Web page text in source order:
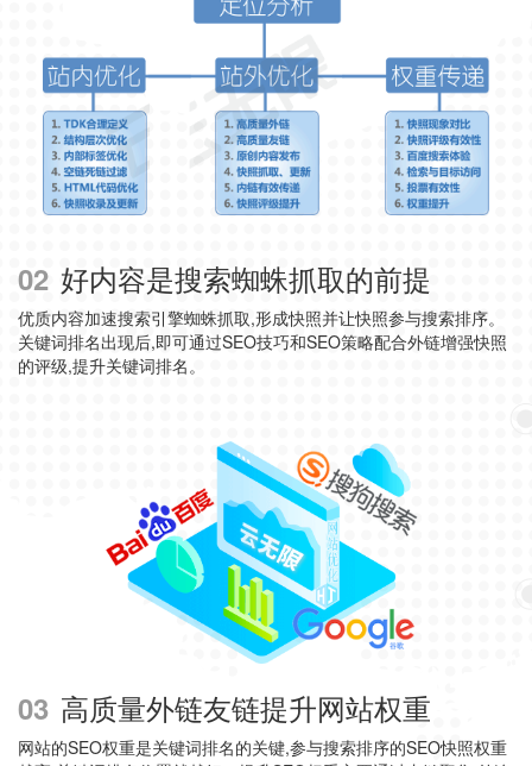
02 好内容是搜索蜘蛛抓取的前提
优质内容加速搜索引擎蜘蛛抓取,形成快照并让快照参与搜索排序。
关键词排名出现后,即可通过SEO技巧和SEO策略配合外链增强快照
的评级,提升关键词排名。
03 高质量外链友链提升网站权重
网站的SEO权重是关键词排名的关键,参与搜索排序的SEO快照权重